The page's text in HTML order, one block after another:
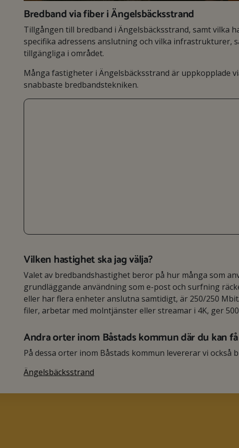
Bredband via fiber i Ängelsbäcksstrand
Tillgången till bredband i Ängelsbäcksstrand, samt vilka
specifika adressens anslutning och vilka infrastrukturer,
tillgängliga i området.
Många fastigheter i Ängelsbäcksstrand är uppkopplade
snabbaste bredbandstekniken.
Vilken hastighet ska jag välja?
Valet av bredbandshastighet beror på hur många som
grundläggande användning som e-post och surfning
eller har flera enheter anslutna samtidigt, är 250/250
filer, arbetar med molntjänster eller streamar i 4K, ger
Andra orter inom Båstads kommun där du kan
På dessa orter inom Båstads kommun levererar vi också
Ängelsbäcksstrand